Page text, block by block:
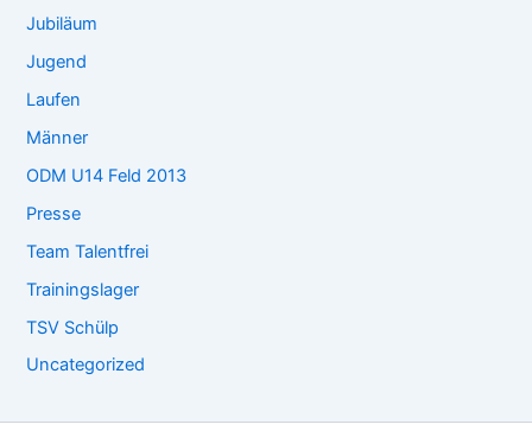
Jubiläum
Jugend
Laufen
Männer
ODM U14 Feld 2013
Presse
Team Talentfrei
Trainingslager
TSV Schülp
Uncategorized